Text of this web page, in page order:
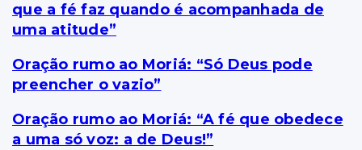
que a fé faz quando é acompanhada de
uma atitude”
Oração rumo ao Moriá: “Só Deus pode
preencher o vazio”
Oração rumo ao Moriá: “A fé que obedece
a uma só voz: a de Deus!”